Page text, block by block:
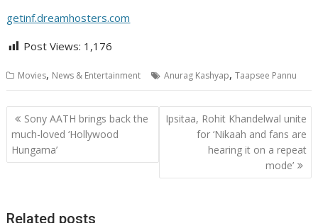
getinf.dreamhosters.com
Post Views: 1,176
Movies, News & Entertainment Anurag Kashyap,Taapsee Pannu
Post
navigation
Sony AATH brings back the
much-loved ‘Hollywood
Hungama’
Ipsitaa, Rohit Khandelwal unite
for ‘Nikaah and fans are
hearing it on a repeat
mode’
Related posts